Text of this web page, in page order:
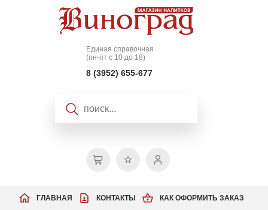
Единая справочная
(пн-пт с 10 до 18)
8 (3952) 655-677
КАК ОФОРМИТЬ ЗАКАЗ
ГЛАВНАЯ КОНТАКТЫ